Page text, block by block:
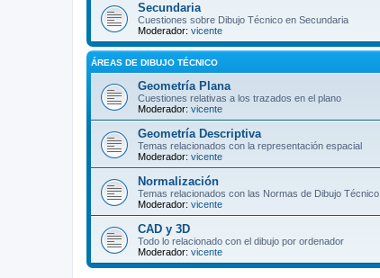
Secundaria
Cuestiones sobre Dibujo Técnico en Secundaria
Moderador: vicente
ÁREAS DE DIBUJO TÉCNICO
Geometría Plana
Cuestiones relativas a los trazados en el plano
Moderador: vicente
Geometría Descriptiva
Temas relacionados con la representación espacial
Moderador: vicente
Normalización
Temas relacionados con las Normas de Dibujo Técnico
Moderador: vicente
CAD y 3D
Todo lo relacionado con el dibujo por ordenador
Moderador: vicente